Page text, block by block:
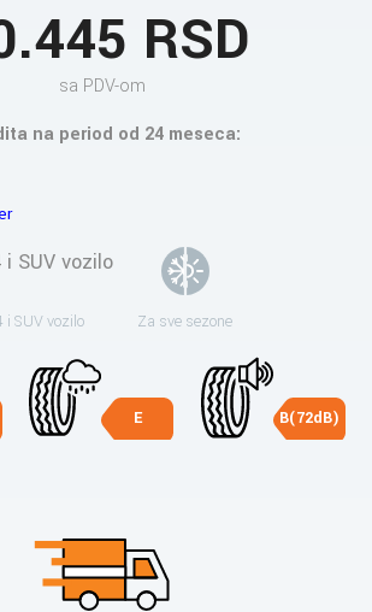
RSD
sa PDV-om
na period od 24 meseca:
i SUV vozilo Za sve sezone
E B(72dB)